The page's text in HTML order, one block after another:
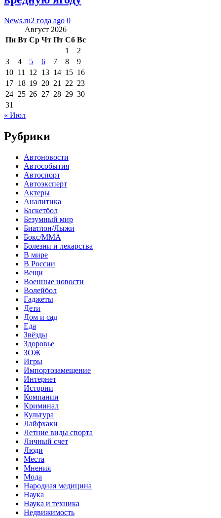
News.ru2 года ago 0
Август 2026
Пн Вт Ср Чт Пт Сб Вс
1
2
3
4 5 6 7 8
9
10 11 12 13 14 15 16
17 18 19 20 21 22 23
24 25 26 27 28 29 30
31
« Июл
Рубрики
Автоновости
Автособытия
Автоспорт
Автоэксперт
Актеры
Аналитика
Баскетбол
Безумный мир
Биатлон/Лыжи
Бокс/MMA
Болезни и лекарства
В мире
В России
Вещи
Военные новости
Волейбол
Гаджеты
Дети
Дом и сад
Еда
Звёзды
Здоровье
ЗОЖ
Игры
Импортозамещение
Интернет
Истории
Компании
Криминал
Культура
Лайфхаки
Летние виды спорта
Личный счет
Люди
Места
Мнения
Мода
Народная медицина
Наука
Наука и техника
Недвижимость